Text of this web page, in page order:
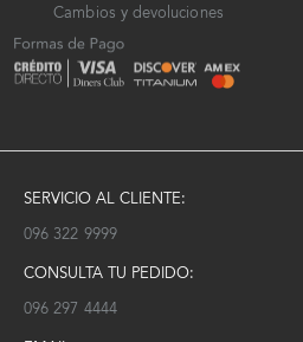
Cambios y devoluciones
SERVICIO AL CLIENTE:
096 322 9999
CONSULTA TU PEDIDO:
096 297 4444